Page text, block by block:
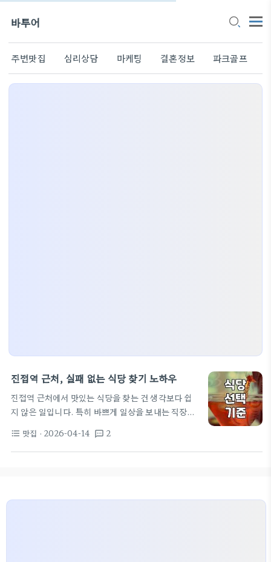
바투어
주변맛집 심리상담 마케팅 결혼정보 파크골프
진접역 근처, 실패 없는 식당 찾기 노하우
진접역 근처에서 맛있는 식당을 찾는 건 생각보다 쉽
지 않은 일입니다. 특히 바쁘게 일상을 보내는 직장인
족스러운 식사를 하는 것이 중요한데요. 무작정 검색
창에 '진접역근처맛집'을 쳐보는 것만으로는 시간 낭
format_list_bulleted 맛집 · 2026-04-14 textsms 2